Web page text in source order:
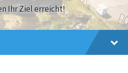
Ihr Ziel erreicht!